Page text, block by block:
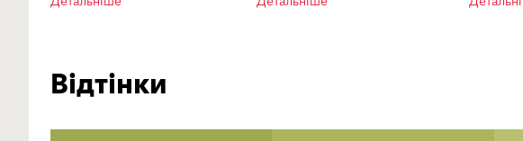
Відтінки